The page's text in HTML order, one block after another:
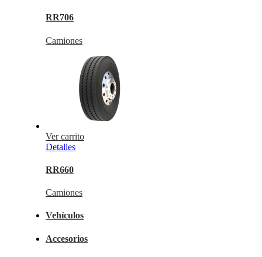
RR706
Camiones
Ver carrito
Detalles
RR660
Camiones
Vehículos
Accesorios